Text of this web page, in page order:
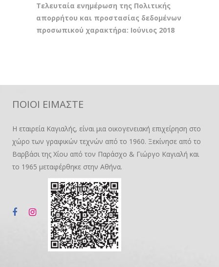
Τελευταία ενημέρωση της Πολιτικής
απορρήτου και προστασίας δεδομένων
προσωπικού χαρακτήρα: Ιούνιος 2018
ΠΟΙΟΙ ΕΙΜΑΣΤΕ
Η εταιρεία Καγιαλής, είναι μια οικογενειακή επιχείρηση στο
χώρο των γραφικών τεχνών από το 1960. Ξεκίνησε από το
Βαρβάσι της Χίου από τον Παράσχο & Γιώργο Καγιαλή και
το 1965 μεταφέρθηκε στην Αθήνα.